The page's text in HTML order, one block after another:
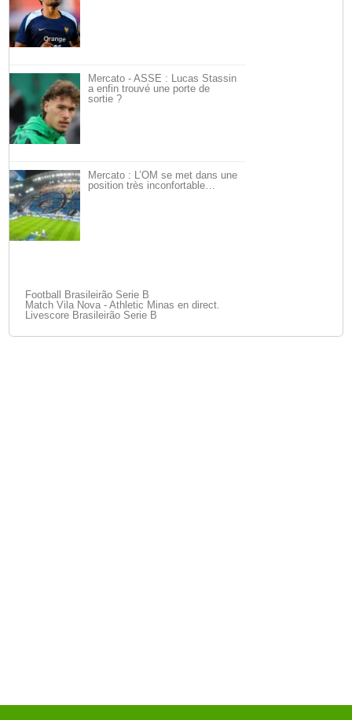
Mercato - ASSE : Lucas Stassin
a enfin trouvé une porte de
sortie ?
Mercato : L’OM se met dans une
position très inconfortable…
Football Brasileirão Serie B
Match Vila Nova - Athletic Minas en direct.
Livescore Brasileirão Serie B